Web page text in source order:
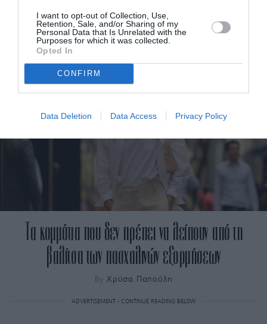
I want to opt-out of Collection, Use,
Retention, Sale, and/or Sharing of my
Personal Data that Is Unrelated with the
Purposes for which it was collected.
Opted In
CONFIRM
Data Deletion Data Access Privacy Policy
By Mcteam
Tα κομμάτια που δεν πρέπει να λείπουν από τη
βαλίτσα των πασχαλινών εξορμήσεων
By Χρύσα Παπούλη
ADVERTISEMENT - CONTINUE READING BELOW